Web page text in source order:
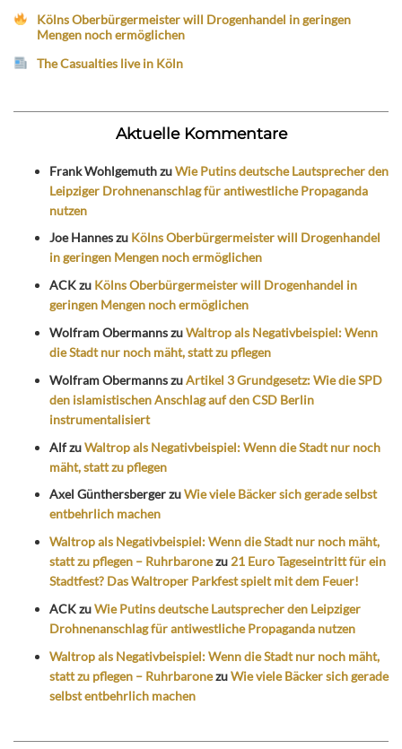
Kölns Oberbürgermeister will Drogenhandel in geringen
Mengen noch ermöglichen
The Casualties live in Köln
Aktuelle Kommentare
Frank WohlgemuthzuWie Putins deutsche Lautsprecher den
Leipziger Drohnenanschlag für antiwestliche Propaganda
nutzen
Joe Hanneszu Kölns Oberbürgermeister will Drogenhandel
in geringen Mengen noch ermöglichen
ACKzu Kölns Oberbürgermeister will Drogenhandel in
geringen Mengen noch ermöglichen
Wolfram ObermannszuWaltrop als Negativbeispiel: Wenn
die Stadt nur noch mäht, statt zu pflegen
Wolfram ObermannszuArtikel 3 Grundgesetz: Wie die SPD
den islamistischen Anschlag auf den CSD Berlin
instrumentalisiert
AlfzuWaltrop als Negativbeispiel: Wenn die Stadt nur noch
mäht, statt zu pflegen
Axel GünthersbergerzuWie viele Bäcker sich gerade selbst
entbehrlich machen
Waltrop als Negativbeispiel: Wenn die Stadt nur noch mäht,
statt zu pflegen – Ruhrbaronezu 21 Euro Tageseintritt für ein
Stadtfest? Das Waltroper Parkfest spielt mit dem Feuer!
ACKzuWie Putins deutsche Lautsprecher den Leipziger
Drohnenanschlag für antiwestliche Propaganda nutzen
Waltrop als Negativbeispiel: Wenn die Stadt nur noch mäht,
statt zu pflegen – RuhrbaronezuWie viele Bäcker sich gerade
selbst entbehrlich machen